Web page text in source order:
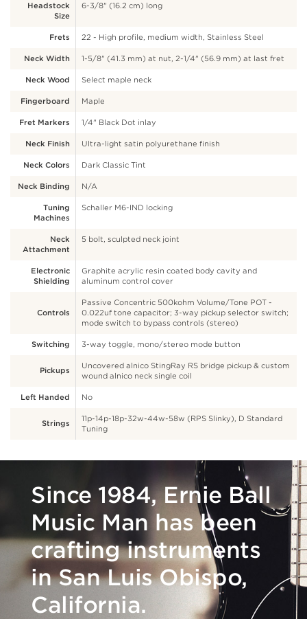
Headstock
Size
6-3/8" (16.2 cm) long
Frets 22 - High profile, medium width, Stainless Steel
Neck Width 1-5/8" (41.3 mm) at nut, 2-1/4" (56.9 mm) at last fret
Neck Wood Select maple neck
Fingerboard Maple
Fret Markers 1/4" Black Dot inlay
Neck Finish Ultra-light satin polyurethane finish
Neck Colors Dark Classic Tint
Neck Binding N/A
Tuning
Machines
Schaller M6-IND locking
Neck
Attachment
5 bolt, sculpted neck joint
Electronic
Shielding
Graphite acrylic resin coated body cavity and
aluminum control cover
Controls
Passive Concentric 500kohm Volume/Tone POT -
0.022uf tone capacitor; 3-way pickup selector switch;
mode switch to bypass controls (stereo)
Switching 3-way toggle, mono/stereo mode button
Pickups
Uncovered alnico StingRay RS bridge pickup & custom
wound alnico neck single coil
Left Handed No
Strings
11p-14p-18p-32w-44w-58w (RPS Slinky), D Standard
Tuning
Since 1984, Ernie Ball
Music Man has been
crafting instruments
in San Luis Obispo,
California.